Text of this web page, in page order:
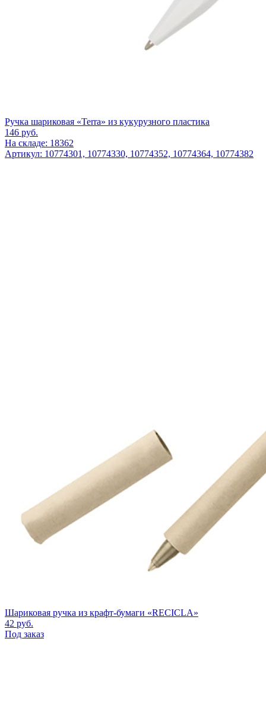
Ручка шариковая «Terra» из кукурузного пластика
146 руб.
На складе: 18362
Артикул: 10774301, 10774330, 10774352, 10774364, 10774382
Шариковая ручка из крафт-бумаги «RECICLA»
42 руб.
Под заказ